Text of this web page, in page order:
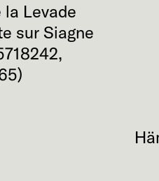
la Levade
sur Siagne
,
)